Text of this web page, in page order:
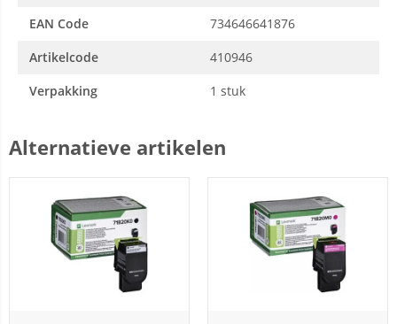
EAN Code
734646641876
Artikelcode
410946
Verpakking
1 stuk
Alternatieve artikelen